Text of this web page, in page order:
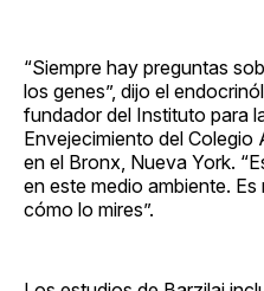
“Siempre hay preguntas
los genes”, dijo el
fundador del Instituto para
Envejecimiento del Colegio
en el Bronx, Nueva York.
en este medio ambiente.
cómo lo mires”.